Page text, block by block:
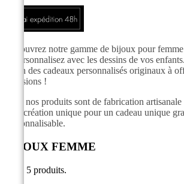
Découvrez notre gamme de bijoux pour
et personnalisez avec les dessins de vos enfants.
Enfin des cadeaux personnalisés originaux à
occasions !
Tous nos produits sont de fabrication
Une création unique pour un cadeau unique
personnalisable.
BIJOUX FEMME
Il y a 5 produits.